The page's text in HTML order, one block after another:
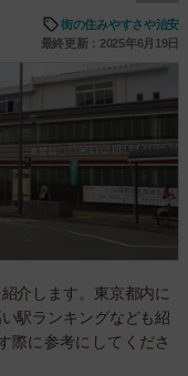
街の住みやすさや治安
最終更新：2025年6月19日
介します。東京都内に
駅ランキングなども紹
際に参考にしてくださ